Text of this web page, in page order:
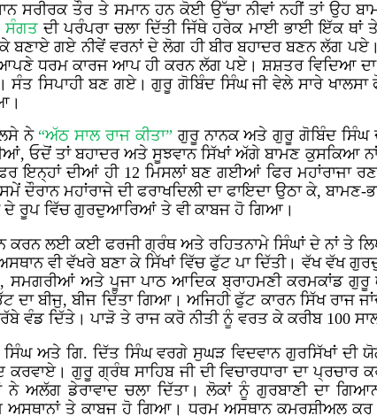
ਤੌਰ ਤੇ ਸਮਾਨ ਹਨ ਕੋਈ ਉੱਚਾ ਨੀਵਾਂ ਨਹੀਂ ਤਾਂ ਉਹ
ਸੰਗਤ ਦੀ ਪਰੰਪਰਾ ਚਲਾ ਦਿੱਤੀ ਜਿੱਥੇ ਹਰੇਕ ਮਾਈ ਭਾਈ ਇੱਕ
ਗਏ ਨੀਵੇਂ ਵਰਨਾਂ ਦੇ ਲੋਗ ਹੀ ਬੀਰ ਬਹਾਦਰ ਬਣਨ ਲੱਗ
ਆਪਣੇ ਧਰਮ ਕਾਰਜ ਆਪ ਹੀ ਕਰਨ ਲੱਗ ਪਏ। ਸ਼ਸ਼ਤਰ ਵਿਦਿਆ
ਸੰਤ ਸਿਪਾਹੀ ਬਣ ਗਏ। ਗੁਰੂ ਗੋਬਿੰਦ ਸਿੰਘ ਜੀ ਵੇਲੇ ਸਾਰੇ
ਨੇ“ਅੱਠ ਸਾਲ ਰਾਜ ਕੀਤਾ” ਗੁਰੂ ਨਾਨਕ ਅਤੇ ਗੁਰੂ ਗੋਬਿੰਦ ਸਿੰਘ
ਓਦੋਂ ਤਾਂ ਬਹਾਦਰ ਅਤੇ ਸੂਝਵਾਨ ਸਿੱਖਾਂ ਅੱਗੇ ਬਾਮਣ
ਇਨ੍ਹਾਂ ਦੀਆਂ ਹੀ 12 ਮਿਸਲਾਂ ਬਣ ਗਈਆਂ ਫਿਰ ਮਹਾਂਰਾਜਾ
ਦੌਰਾਨ ਮਹਾਂਰਾਜੇ ਦੀ ਫਰਾਖਦਿਲੀ ਦਾ ਫਾਇਦਾ ਉਠਾ ਕੇ,
ਦੇ ਰੂਪ ਵਿੱਚ ਗੁਰਦੁਆਰਿਆਂ ਤੇ ਵੀ ਕਾਬਜ ਹੋ ਗਿਆ।
ਕਰਨ ਲਈ ਕਈ ਫਰਜੀ ਗ੍ਰੰਥ ਅਤੇ ਰਹਿਤਨਾਮੇ ਸਿੰਘਾਂ ਦੇ ਨਾਂ ਤੇ
ਵੀ ਵੱਖਰੇ ਬਣਾ ਕੇ ਸਿੱਖਾਂ ਵਿੱਚ ਫੁੱਟ ਪਾ ਦਿੱਤੀ। ਵੱਖ ਵੱਖ
ਸਮਗਰੀਆਂ ਅਤੇ ਪੂਜਾ ਪਾਠ ਆਦਿਕ ਬ੍ਰਾਹਮਣੀ ਕਰਮਕਾਂਡ
ਦਾ ਬੀਜੁ, ਬੀਜ ਦਿੱਤਾ ਗਿਆ। ਅਜਿਹੀ ਫੁੱਟ ਕਾਰਨ ਸਿੱਖ ਰਾਜ
ਦਿੱਤੇ। ਪਾੜੋ ਤੇ ਰਾਜ ਕਰੋ ਨੀਤੀ ਨੂੰ ਵਰਤ ਕੇ ਕਰੀਬ 100 ਸਾਲ
ਅਤੇ ਗਿ. ਦਿੱਤ ਸਿੰਘ ਵਰਗੇ ਸੁਘੜ ਵਿਦਵਾਨ ਗੁਰਸਿੱਖਾਂ ਦੀ
ਗੁਰੂ ਗ੍ਰੰਥ ਸਾਹਿਬ ਜੀ ਦੀ ਵਿਚਾਰਧਾਰਾ ਦਾ
ਡੇਰਾਵਾਦ ਚਲਾ ਦਿੱਤਾ। ਲੋਕਾਂ ਨੂੰ ਗੁਰਬਾਣੀ ਦਾ
ਤੇ ਕਾਬਜ ਹੋ ਗਿਆ। ਧਰਮ ਅਸਥਾਨ ਕਮਰਸ਼ੀਅਲ ਕਰ